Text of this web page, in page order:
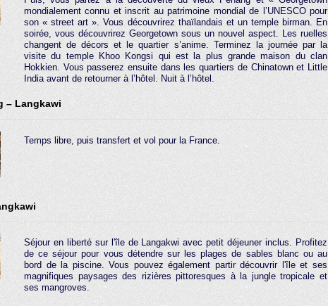
mondialement connu et inscrit au patrimoine mondial de l’UNESCO pour
son « street art ». Vous découvrirez thaïlandais et un temple birman. En
soirée, vous découvrirez Georgetown sous un nouvel aspect. Les ruelles
changent de décors et le quartier s’anime. Terminez la journée par la
visite du temple Khoo Kongsi qui est la plus grande maison du clan
Hokkien. Vous passerez ensuite dans les quartiers de Chinatown et Little
India avant de retourner à l’hôtel. Nuit à l’hôtel.
– Langkawi
Temps libre, puis transfert et vol pour la France.
Séjour en liberté sur l'île de Langakwi avec petit déjeuner inclus. Profitez
de ce séjour pour vous détendre sur les plages de sables blanc ou au
bord de la piscine. Vous pouvez également partir découvrir l'île et ses
magnifiques paysages des rizières pittoresques à la jungle tropicale et
ses mangroves.